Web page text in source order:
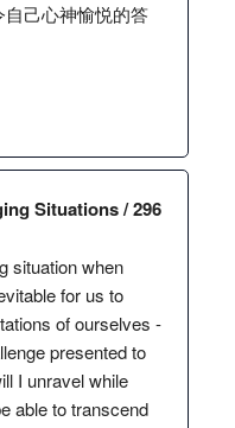
己心神愉悦的答
Situations / 296
situation when
for us to
of ourselves -
presented to
I unravel while
able to transcend